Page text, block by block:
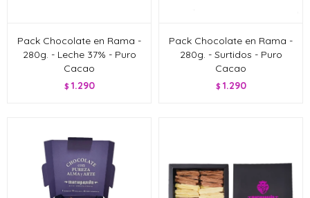
Pack Chocolate en Rama -
280g. - Leche 37% - Puro
Cacao
$ 1.290
Pack Chocolate en Rama -
280g. - Surtidos - Puro
Cacao
$ 1.290